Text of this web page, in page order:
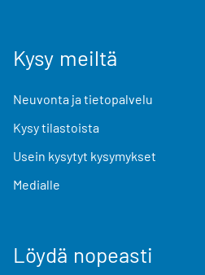
Kysy meiltä
Neuvonta ja tietopalvelu
Kysy tilastoista
Usein kysytyt kysymykset
Medialle
Löydä nopeasti